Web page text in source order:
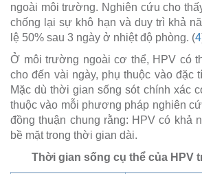
ngoài môi trường. Nghiên cứu cho
chống lại sự khô hạn và duy trì khả
lệ 50% sau 3 ngày ở nhiệt độ phòng. (4
Ở môi trường ngoài cơ thể, HPV có
cho đến vài ngày, phụ thuộc vào đặc
Mặc dù thời gian sống sót chính xác
thuộc vào mỗi phương pháp nghiên
đồng thuận chung rằng: HPV có khả
bề mặt trong thời gian dài.
Thời gian sống cụ thể của HPV